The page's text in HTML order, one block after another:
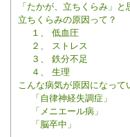
「たかが、立ちくらみ」
立ちくらみの原因って？
１、 低血圧
２、 ストレス
３、 鉄分不足
４、 生理
こんな病気が原因になって
「自律神経失調症」
「メニエール病」
「脳卒中」